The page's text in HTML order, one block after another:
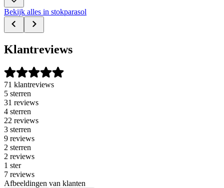
Bekijk alles in stokparasol
Klantreviews
71 klantreviews
5 sterren
31 reviews
4 sterren
22 reviews
3 sterren
9 reviews
2 sterren
2 reviews
1 ster
7 reviews
Afbeeldingen van klanten